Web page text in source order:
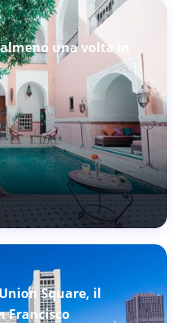
una volta in
Square, il
Francisco